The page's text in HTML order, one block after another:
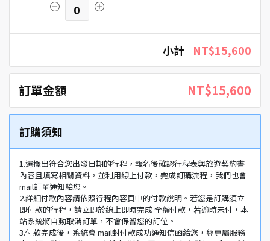
0
小計 NT$15,600
訂單金額 NT$15,600
訂購須知
1.選擇出符合您出發日期的行程，報名後確認行程表與旅遊契約書
內容且填寫相關資料，並利用線上付款，完成訂購流程，我們也會
mail訂單通知給您。
2.詳細付款內容請依照行程內容頁中的付款說明。若您是訂購須立
即付款的行程，請立即於線上即時完成 全額付款，若逾時未付，本
站系統將自動取消訂單，不會保留您的訂位。
3.付款完成後，系統會 mail封付款成功通知信函給您，經專屬服務